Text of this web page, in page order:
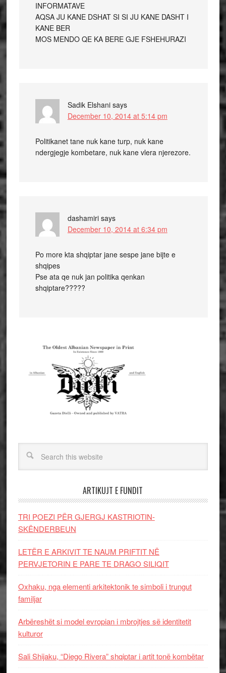
INFORMATAVE
AQSA JU KANE DSHAT SI SI JU KANE DASHT I
KANE BER
MOS MENDO QE KA BERE GJE FSHEHURAZI
Sadik Elshani says
December 10, 2014 at 5:14 pm
Politikanet tane nuk kane turp, nuk kane
ndergjegje kombetare, nuk kane vlera njerezore.
dashamiri says
December 10, 2014 at 6:34 pm
Po more kta shqiptar jane sespe jane bijte e
shqipes
Pse ata qe nuk jan politika qenkan
shqiptare?????
ARTIKUJT E FUNDIT
TRI POEZI PËR GJERGJ KASTRIOTIN-
SKËNDERBEUN
LETËR E ARKIVIT TE NAUM PRIFTIT NË
PERVJETORIN E PARE TE DRAGO SILIQIT
Oxhaku, nga elementi arkitektonik te simboli i trungut
familjar
Arbëreshët si model evropian i mbrojtjes së identitetit
kulturor
Sali Shijaku, “Diego Rivera” shqiptar i artit tonë kombëtar